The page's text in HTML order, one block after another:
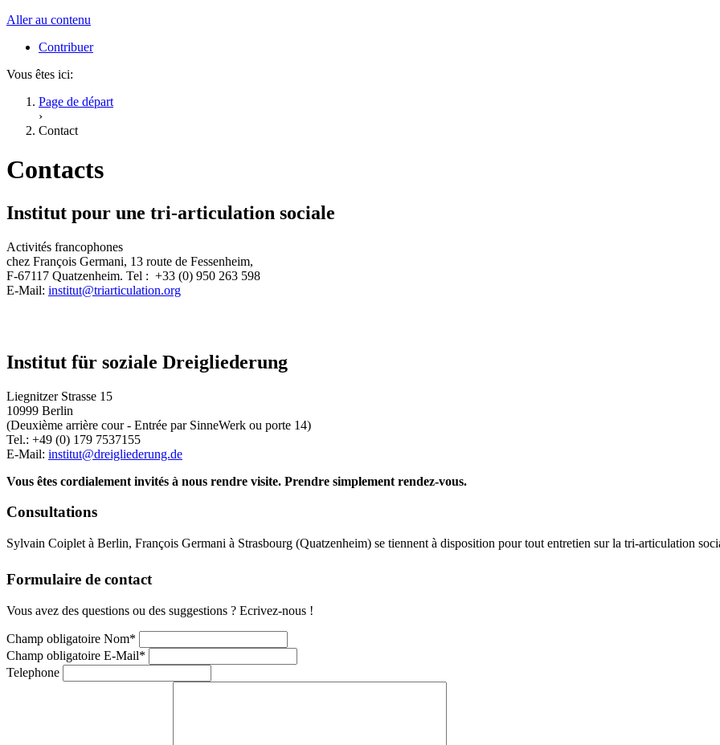
Aller au contenu
Contribuer
Vous êtes ici:
Page de départ
›
Contact
Contacts
Institut pour une tri-articulation sociale
Activités francophones
chez François Germani, 13 route de Fessenheim,
F-67117 Quatzenheim. Tel : +33 (0) 950 263 598
E-Mail: institut@triarticulation.org
Institut für soziale Dreigliederung
Liegnitzer Strasse 15
10999 Berlin
(Deuxième arrière cour - Entrée par SinneWerk ou porte 14)
Tel.: +49 (0) 179 7537155
E-Mail: institut@dreigliederung.de
Vous êtes cordialement invités à nous rendre visite. Prendre simplement rendez-vous.
Consultations
Sylvain Coiplet à Berlin, François Germani à Strasbourg (Quatzenheim) se tiennent à disposition pour tout entretien sur la tri-articulation
Formulaire de contact
Vous avez des questions ou des suggestions ? Ecrivez-nous !
Champ obligatoire Nom*
Champ obligatoire E-Mail*
Telephone